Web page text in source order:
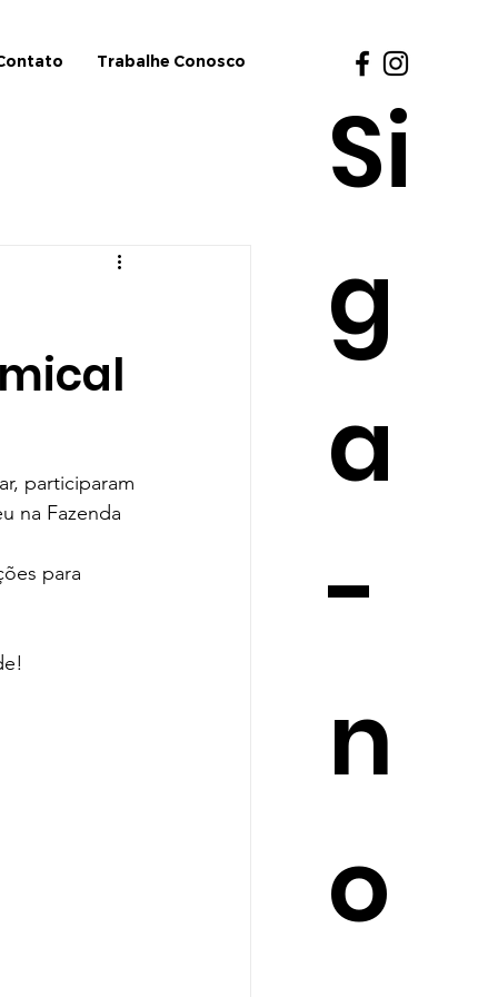
Trabalhe Conosco
Si
g
a
-
n
o
na Fazenda